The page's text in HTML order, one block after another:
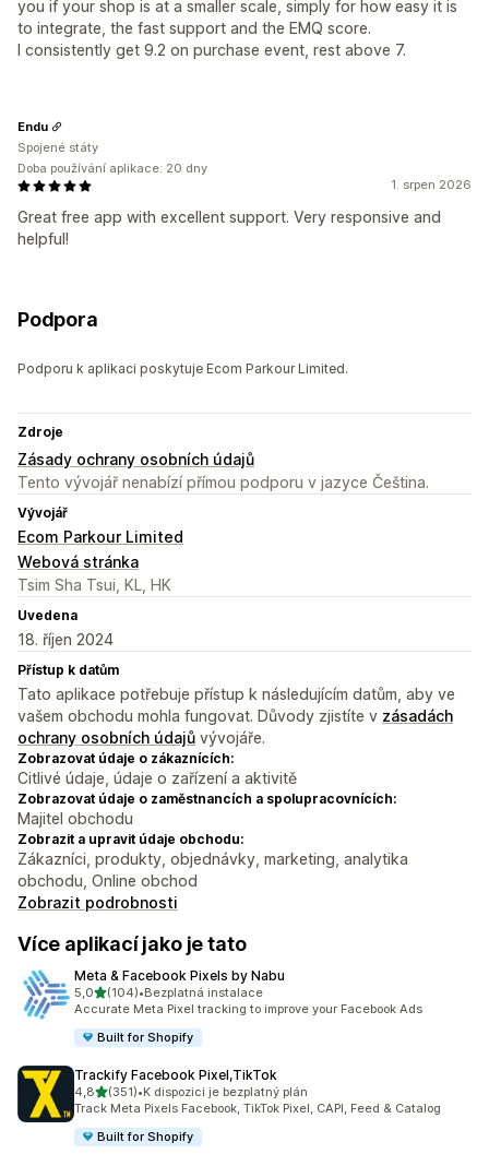
you if your shop is at a smaller scale, simply for how easy it is
to integrate, the fast support and the EMQ score.
I consistently get 9.2 on purchase event, rest above 7.
1. srpen 2026
Great free app with excellent support. Very responsive and
helpful!
Endu
Spojené státy
Doba používání aplikace: 20 dny
Podpora
Podporu k aplikaci poskytuje Ecom Parkour Limited.
Zdroje
Zásady ochrany osobních údajů
Tento vývojář nenabízí přímou podporu v jazyce Čeština.
Vývojář
Ecom Parkour Limited
Webová stránka
Tsim Sha Tsui, KL, HK
Uvedena
18. říjen 2024
Přístup k datům
Tato aplikace potřebuje přístup k následujícím datům, aby ve
vašem obchodu mohla fungovat. Důvody zjistíte v zásadách
ochrany osobních údajů vývojáře.
Zobrazovat údaje o zákaznících:
Citlivé údaje, údaje o zařízení a aktivitě
Zobrazovat údaje o zaměstnancích a spolupracovnících:
Majitel obchodu
Zobrazit a upravit údaje obchodu:
Zákazníci, produkty, objednávky, marketing, analytika
obchodu, Online obchod
Zobrazit podrobnosti
Více aplikací jako je tato
Meta & Facebook Pixels by Nabu
5,0z 5 hvězd
(104)
Celkový počet recenzí: 104
•Bezplatná instalace
Accurate Meta Pixel tracking to improve your Facebook Ads
Built for Shopify
Trackify Facebook Pixel,TikTok
4,8z 5 hvězd
(351)
Celkový počet recenzí: 351
•K dispozici je bezplatný plán
Track Meta Pixels Facebook, TikTok Pixel, CAPI, Feed & Catalog
Built for Shopify